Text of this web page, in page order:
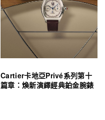
Cartier卡地亞Privé系列第十
篇章：煥新演繹經典鉑金腕錶